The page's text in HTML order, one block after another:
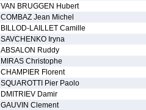
VAN BRUGGEN Hubert
COMBAZ Jean Michel
BILLOD-LAILLET Camille
SAVCHENKO Iryna
ABSALON Ruddy
MIRAS Christophe
CHAMPIER Florent
SQUAROTTI Pier Paolo
DMITRIEV Damir
GAUVIN Clement